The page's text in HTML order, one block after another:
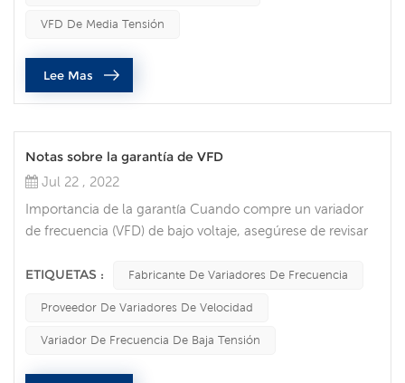
es posible que el VFD no funcione cuando lo necesite.
VFD De Media Tensión
Lee Mas
Notas sobre la garantía de VFD
Jul 22 , 2022
Importancia de la garantía Cuando compre un variador
de frecuencia (VFD) de bajo voltaje, asegúrese de revisar
que desee no necesitar nunca una garantía, pero cuando
continuación se presentan algunas de las
ETIQUETAS : Fabricante De Variadores De Frecuencia
Proveedor De Variadores De Velocidad
Variador De Frecuencia De Baja Tensión